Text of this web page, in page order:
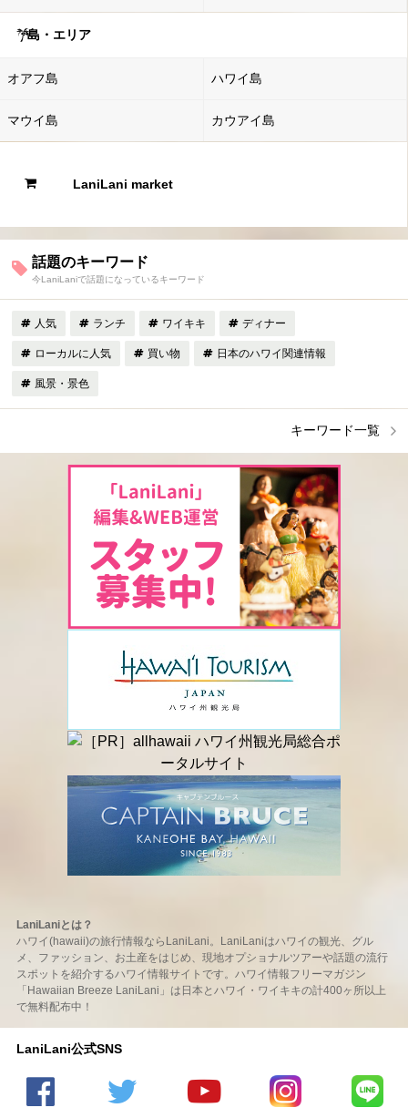
島・エリア
オアフ島 ハワイ島
マウイ島 カウアイ島
LaniLani market
話題のキーワード
今LaniLaniで話題になっているキーワード
人気 ランチ ワイキキ ディナー
ローカルに人気 買い物 日本のハワイ関連情報
風景・景色
キーワード一覧
LaniLaniとは？
ハワイ(hawaii)の旅行情報ならLaniLani。LaniLaniはハワイの観光、グル
メ、ファッション、お土産をはじめ、現地オプショナルツアーや話題の流行
スポットを紹介するハワイ情報サイトです。ハワイ情報フリーマガジン
「Hawaiian Breeze LaniLani」は日本とハワイ・ワイキキの計400ヶ所以上
で無料配布中！
LaniLani公式SNS